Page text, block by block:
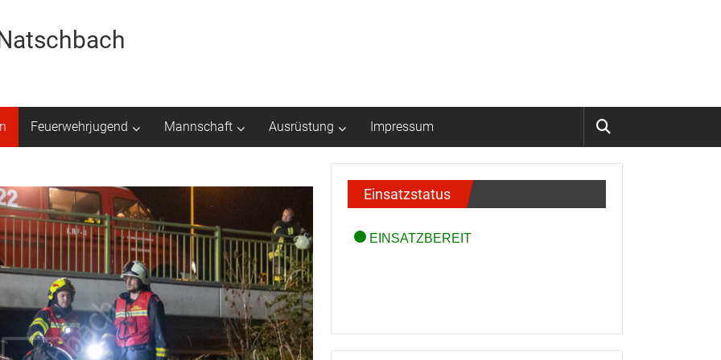
Feuerwehrjugend Mannschaft Ausrüstung Impressum
Einsatzstatus